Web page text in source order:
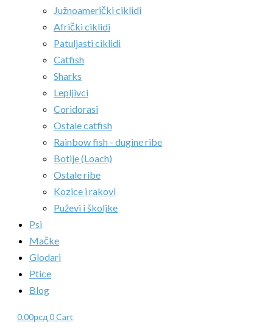
Južnoamerički ciklidi
Afrički ciklidi
Patuljasti ciklidi
Catfish
Sharks
Lepljivci
Coridorasi
Ostale catfish
Rainbow fish - dugine ribe
Botije (Loach)
Ostale ribe
Kozice i rakovi
Puževi i školjke
Psi
Mačke
Glodari
Ptice
Blog
0.00рсд 0Cart